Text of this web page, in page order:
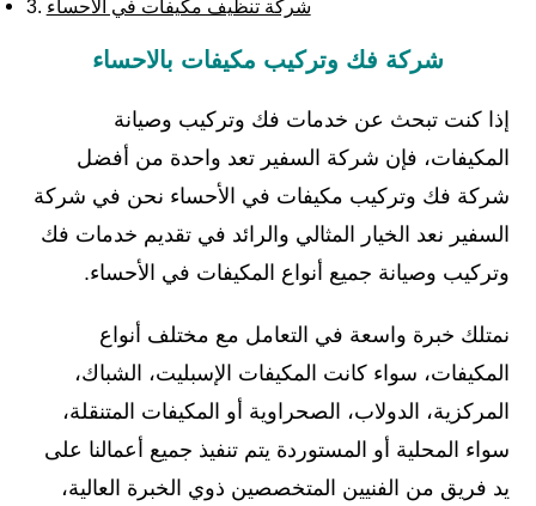
شركة تنظيف مكيفات في الاحساء
شركة فك وتركيب مكيفات بالاحساء
إذا كنت تبحث عن خدمات فك وتركيب وصيانة
المكيفات، فإن شركة السفير تعد واحدة من أفضل
شركة فك وتركيب مكيفات في الأحساء نحن في شركة
السفير نعد الخيار المثالي والرائد في تقديم خدمات فك
وتركيب وصيانة جميع أنواع المكيفات في الأحساء.
نمتلك خبرة واسعة في التعامل مع مختلف أنواع
المكيفات، سواء كانت المكيفات الإسبليت، الشباك،
المركزية، الدولاب، الصحراوية أو المكيفات المتنقلة،
سواء المحلية أو المستوردة يتم تنفيذ جميع أعمالنا على
يد فريق من الفنيين المتخصصين ذوي الخبرة العالية،